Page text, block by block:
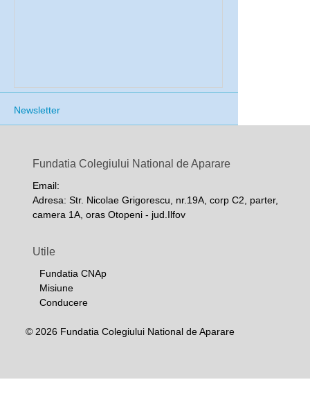
Newsletter
Fundatia Colegiului National de Aparare
Email:
Adresa: Str. Nicolae Grigorescu, nr.19A, corp C2, parter,
camera 1A, oras Otopeni - jud.Ilfov
Utile
Fundatia CNAp
Misiune
Conducere
© 2026 Fundatia Colegiului National de Aparare